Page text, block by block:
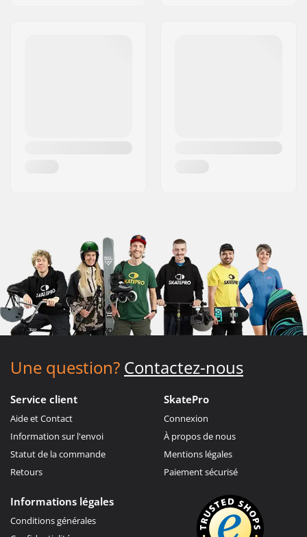
Une question? Contactez-nous
Service client
Aide et Contact
Information sur l'envoi
Statut de la commande
Retours
SkatePro
Connexion
À propos de nous
Mentions légales
Paiement sécurisé
Informations légales
Conditions générales